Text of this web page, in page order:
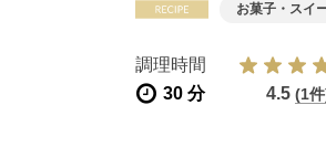
お菓子・スイ
調理時間
30 分
4.5 (1